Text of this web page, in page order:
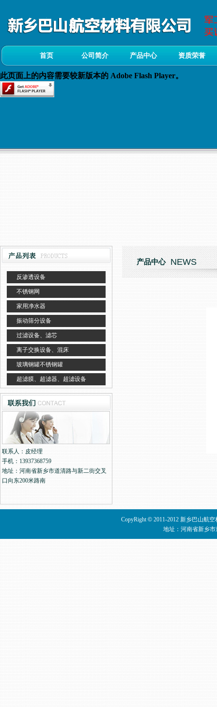
首页 公司简介 产品中心 资质荣誉
此页面上的内容需要较新版本的 Adobe Flash Player。
反渗透设备
不锈钢网
家用净水器
振动筛分设备
过滤设备、滤芯
离子交换设备、混床
玻璃钢罐不锈钢罐
超滤膜、超滤器、超滤设备
联系人：皮经理
手机：13937368759
地址：河南省新乡市道清路与新二街交叉
口向东200米路南
产品中心 NEWS
CopyRight©2011-2012 新乡巴山航
地址：河南省新乡